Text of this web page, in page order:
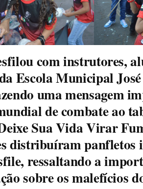
com instrutores,
Escola Municipal
uma mensagem
de combate ao
Sua Vida Virar
distribuíram panfletos
ressaltando a
sobre os malefícios